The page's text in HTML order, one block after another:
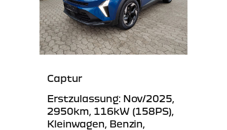
Captur
Erstzulassung: Nov/2025,
2950km, 116kW (158PS),
Kleinwagen, Benzin,